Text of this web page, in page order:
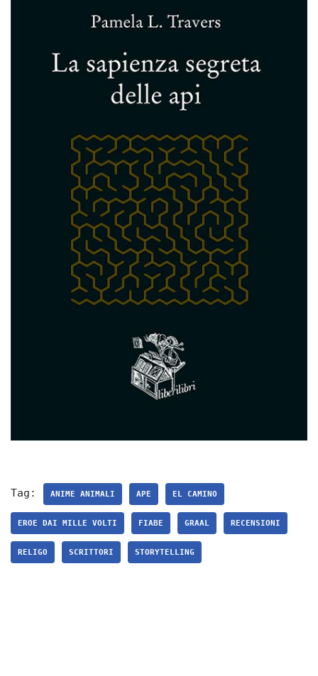
Tag: ANIME ANIMALI APE EL CAMINO
EROE DAI MILLE VOLTI FIABE GRAAL RECENSIONI
RELIGO SCRITTORI STORYTELLING